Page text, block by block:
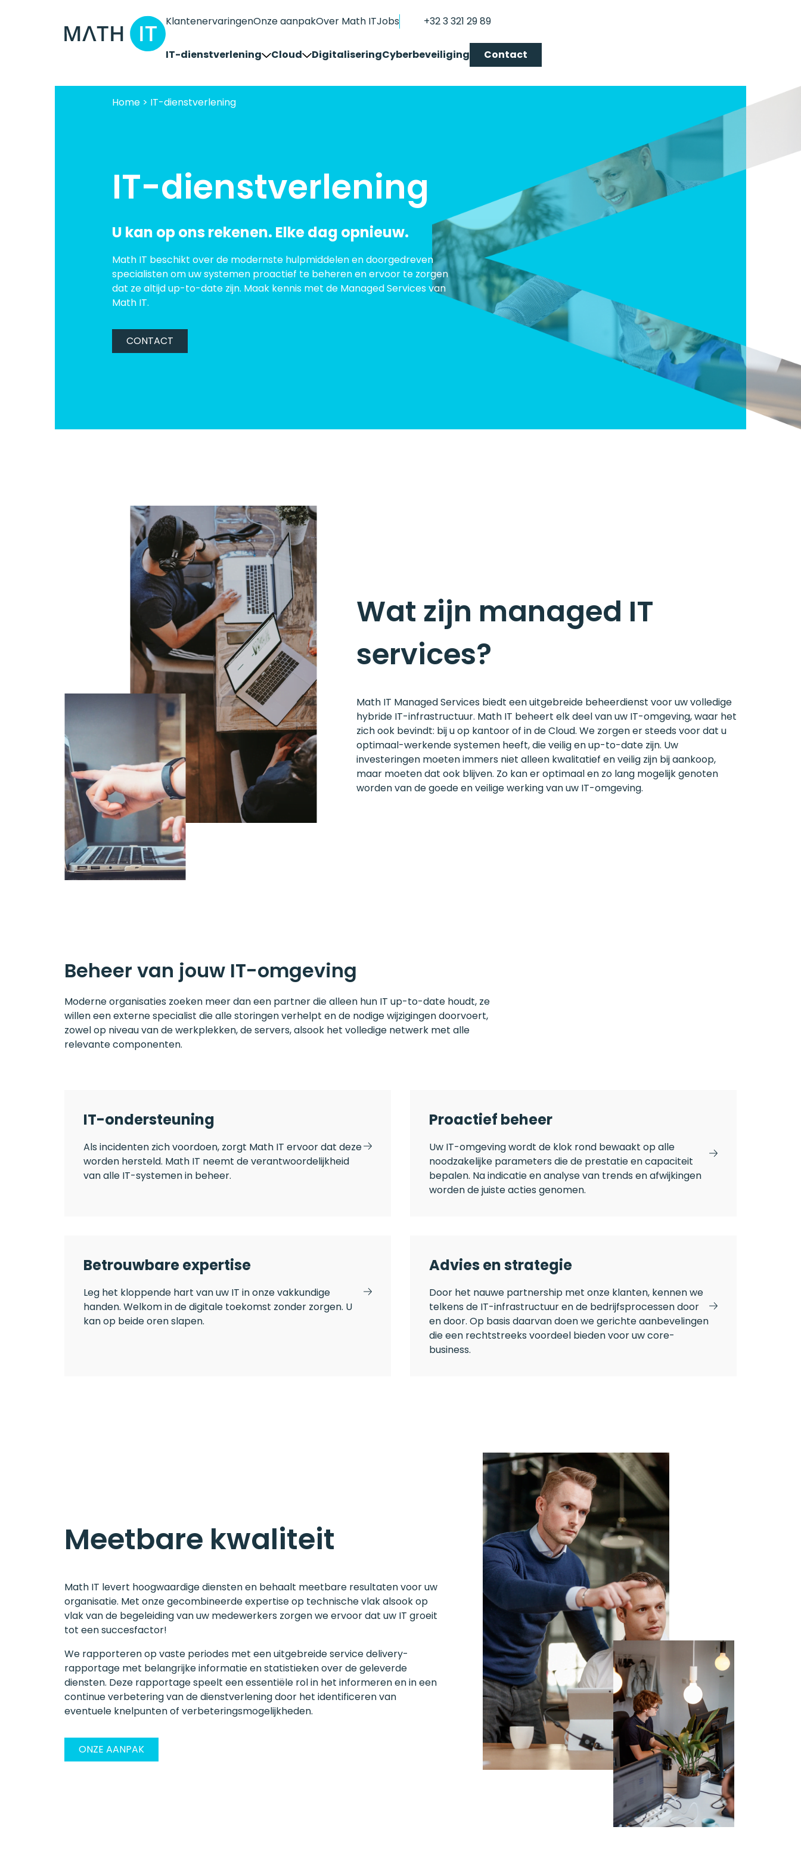
KlantenervaringenOnze aanpakOver Math ITJobs +32 3 321 29 89
IT-dienstverlening
Proactief beheer
Betrouwbare expertise
Cloud
Overzicht Cloud services
cloudoplossing op uw
maat, gebouwd en
beheerd door onze
alles wat een
modern bedrijf
nodig heeft.
DigitaliseringCyberbeveiliging Contact
Home > IT-dienstverlening
IT-dienstverlening
U kan op ons rekenen. Elke dag opnieuw.
Math IT beschikt over de modernste hulpmiddelen en doorgedreven
specialisten om uw systemen proactief te beheren en ervoor te zorgen
dat ze altijd up-to-date zijn. Maak kennis met de Managed Services van
Math IT.
CONTACT
Wat zijn managed IT
services?
Math IT Managed Services biedt een uitgebreide beheerdienst voor uw volledige
hybride IT-infrastructuur. Math IT beheert elk deel van uw IT-omgeving, waar het
zich ook bevindt: bij u op kantoor of in de Cloud. We zorgen er steeds voor dat u
optimaal-werkende systemen heeft, die veilig en up-to-date zijn. Uw
investeringen moeten immers niet alleen kwalitatief en veilig zijn bij aankoop,
maar moeten dat ook blijven. Zo kan er optimaal en zo lang mogelijk genoten
worden van de goede en veilige werking van uw IT-omgeving.
Beheer van jouw IT-omgeving
Moderne organisaties zoeken meer dan een partner die alleen hun IT up-to-date houdt, ze
willen een externe specialist die alle storingen verhelpt en de nodige wijzigingen doorvoert,
zowel op niveau van de werkplekken, de servers, alsook het volledige netwerk met alle
relevante componenten.
IT-ondersteuning
Als incidenten zich voordoen, zorgt Math IT ervoor dat deze
worden hersteld. Math IT neemt de verantwoordelijkheid
van alle IT-systemen in beheer.
Proactief beheer
Uw IT-omgeving wordt de klok rond bewaakt op alle
noodzakelijke parameters die de prestatie en capaciteit
bepalen. Na indicatie en analyse van trends en afwijkingen
worden de juiste acties genomen.
Betrouwbare expertise
Leg het kloppende hart van uw IT in onze vakkundige
handen. Welkom in de digitale toekomst zonder zorgen. U
kan op beide oren slapen.
Advies en strategie
Door het nauwe partnership met onze klanten, kennen we
telkens de IT-infrastructuur en de bedrijfsprocessen door
en door. Op basis daarvan doen we gerichte aanbevelingen
die een rechtstreeks voordeel bieden voor uw core-
business.
Meetbare kwaliteit
Math IT levert hoogwaardige diensten en behaalt meetbare resultaten voor uw
organisatie. Met onze gecombineerde expertise op technische vlak alsook op
vlak van de begeleiding van uw medewerkers zorgen we ervoor dat uw IT groeit
tot een succesfactor!
We rapporteren op vaste periodes met een uitgebreide service delivery-
rapportage met belangrijke informatie en statistieken over de geleverde
diensten. Deze rapportage speelt een essentiële rol in het informeren en in een
continue verbetering van de dienstverlening door het identificeren van
eventuele knelpunten of verbeteringsmogelijkheden.
ONZE AANPAK